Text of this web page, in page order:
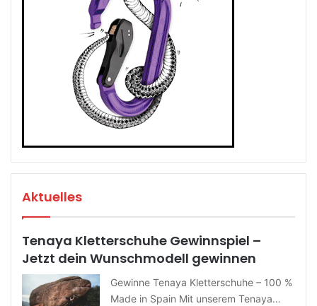
Aktuelles
Tenaya Kletterschuhe Gewinnspiel –
Jetzt dein Wunschmodell gewinnen
Gewinne Tenaya Kletterschuhe – 100 %
Made in Spain Mit unserem Tenaya…